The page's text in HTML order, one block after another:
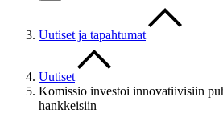
Uutiset ja tapahtumat
Uutiset
Komissio investoi innovatiivisiin
hankkeisiin